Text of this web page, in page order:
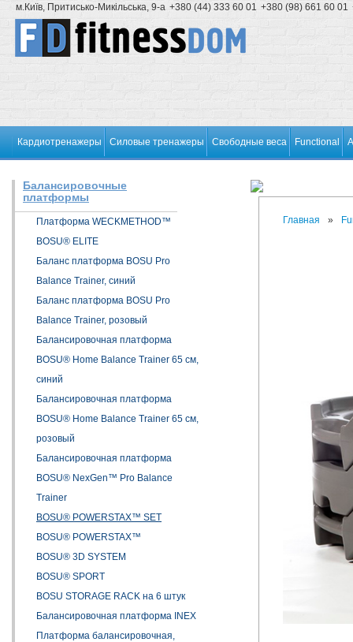
м.Київ, Притисько-Микільська, 9-а +380 (44) 333 60 01 +380 (98) 661 60 01
Кардиотренажеры Силовые тренажеры Свободные веса Functional
Балансировочные
платформы
Платформа WECKMETHOD™
BOSU® ELITE
Баланс платформа BOSU Pro
Balance Trainer, синий
Баланс платформа BOSU Pro
Balance Trainer, розовый
Балансировочная платформа
BOSU® Home Balance Trainer 65 см,
синий
Балансировочная платформа
BOSU® Home Balance Trainer 65 см,
розовый
Балансировочная платформа
BOSU® NexGen™ Pro Balance
Trainer
BOSU® POWERSTAX™ SET
BOSU® POWERSTAX™
BOSU® 3D SYSTEM
BOSU® SPORT
BOSU STORAGE RACK на 6 штук
Балансировочная платформа INEX
Платформа балансировочная,
Главная »